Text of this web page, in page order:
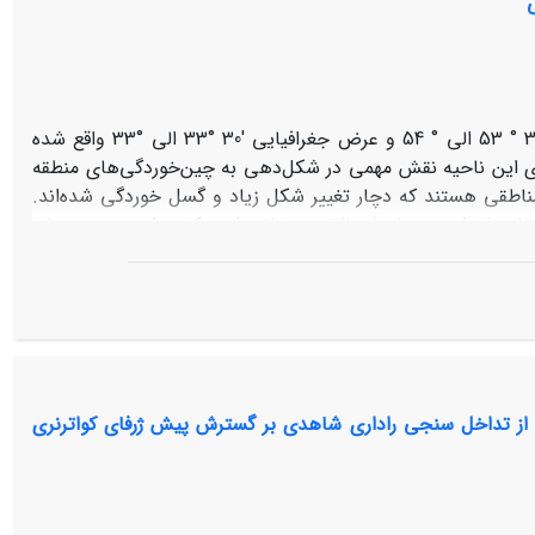
منطقه مورد مطالعه در شمال شرقی استان اصفهان بین طول جغرافیایی '30 ° 53 الی ° 54 و عرض جغرافیایی '30 °33 الی °33 واقع شده
ناحیه نقش مهمی در شکل‌دهی به چین‌خوردگی‌های منطقه
هستند که دچار تغییر شکل زیاد و گسل خوردگی شده‌اند.
و دولدول بالاترین پتانسیل حرکتی را نسبت به سایر
بر اساس این نتایج، می‌توان گفت که جنوب خاور گسل دولدول
ترکمانی - اربید، کوه پل خاوند و بیابانک وجود دارد. در این
بالایی دارد و می‌توان از آن برای نمایش آلتراسیون‌ها و
۲۹ فروردین ۱۴۰۰ بندر گناوه با استفاده از تداخل سنجی راداری شاهدی بر گسترش پیش ژرفای کواترنری